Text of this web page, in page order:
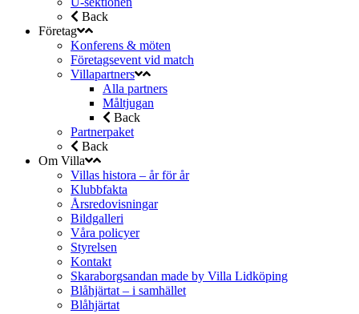
Back
Företag
Konferens & möten
Företagsevent vid match
Villapartners
Alla partners
Måltjugan
Back
Partnerpaket
Back
Om Villa
Villas histora – år för år
Klubbfakta
Årsredovisningar
Bildgalleri
Våra policyer
Styrelsen
Kontakt
Skaraborgsandan made by Villa Lidköping
Blåhjärtat – i samhället
Blåhjärtat